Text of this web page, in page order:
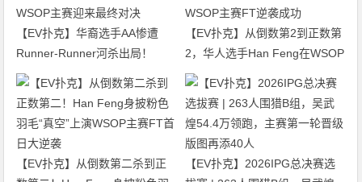
【EV扑克】华裔选手AA惨遭
Runner-Runner河杀出局！
WSOP主赛迎来最终对决
【EV扑克】从倒数第2到正数第
2，华人选手Han Feng在WSOP
主赛FT逆袭成功
【EV扑克】从倒数第二杀到正
【EV扑克】2026IPG总决赛选